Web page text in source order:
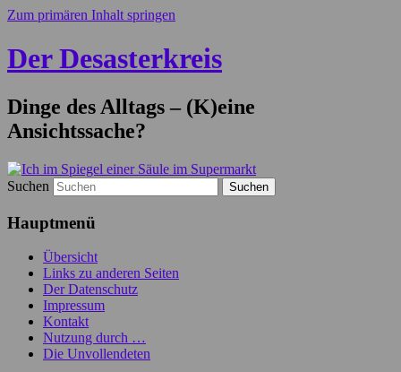
Zum primären Inhalt springen
Der Desasterkreis
Dinge des Alltags – (K)eine
Ansichtssache?
Suchen
Hauptmenü
Übersicht
Links zu anderen Seiten
Der Datenschutz
Impressum
Kontakt
Nutzung durch …
Die Unvollendeten